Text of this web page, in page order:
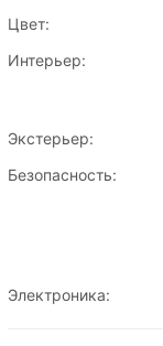
Цвет:
Интерьер:
Экстерьер:
Безопасность:
Электроника: